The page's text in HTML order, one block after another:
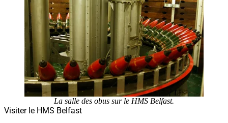
La salle des obus sur le HMS Belfast.
Visiter le HMS Belfast